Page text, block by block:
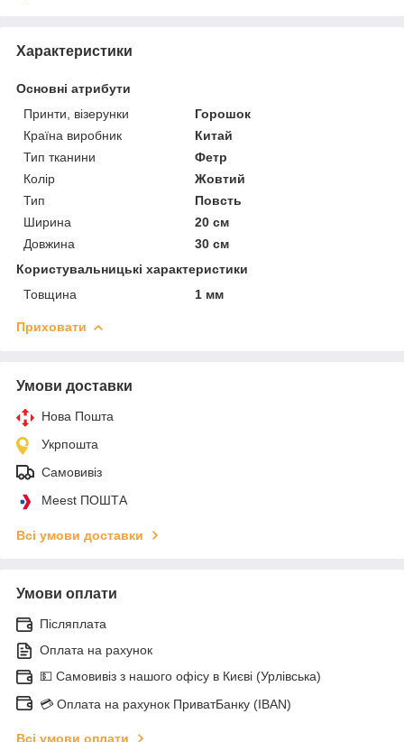
Характеристики
Основні атрибути
Принти, візерунки
Горошок
Країна виробник
Китай
Тип тканини
Фетр
Колір
Жовтий
Тип
Повсть
Ширина
20 см
Довжина
30 см
Користувальницькі характеристики
Товщина
1 мм
Приховати
Умови доставки
Нова Пошта
Укрпошта
Самовивіз
Meest ПОШТА
Всі умови доставки
Умови оплати
Післяплата
Оплата на рахунок
💵 Самовивіз з нашого офісу в Києві (Урлівська)
💳 Оплата на рахунок ПриватБанку (IBAN)
Всі умови оплати